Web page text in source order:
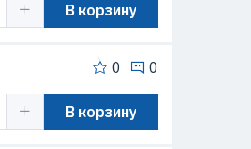
В корзину
0 0
В корзину